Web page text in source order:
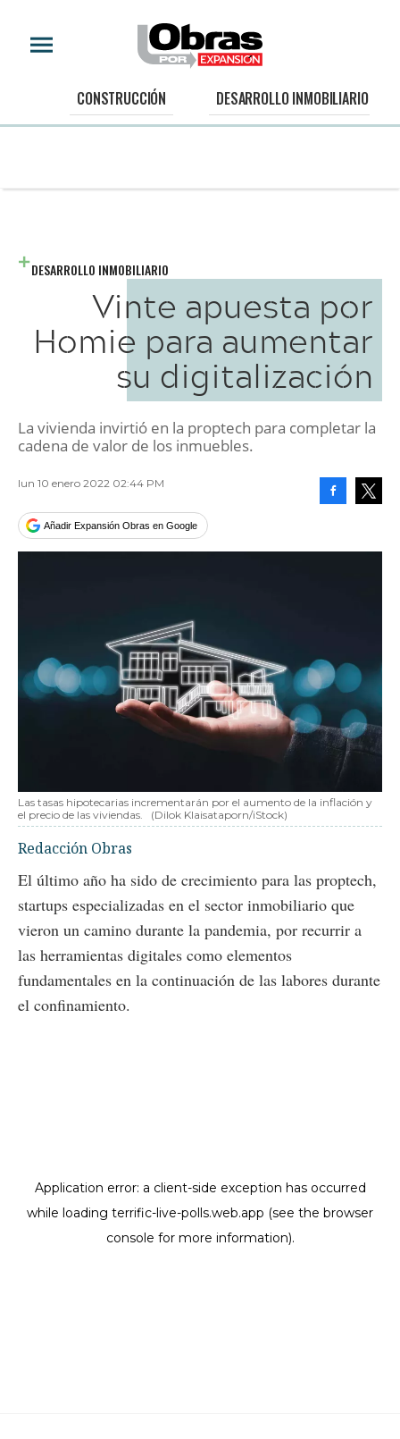
CONSTRUCCIÓN DESARROLLO INMOBILIARIO
DESARROLLO INMOBILIARIO
Vinte apuesta por
Homie para aumentar
su digitalización
La vivienda invirtió en la proptech para completar la
cadena de valor de los inmuebles.
lun 10 enero 2022 02:44 PM
Añadir Expansión Obras en Google
Las tasas hipotecarias incrementarán por el aumento de la inflación y
el precio de las viviendas.
(Dilok Klaisataporn/iStock)
Redacción Obras
El último año ha sido de crecimiento para las proptech,
startups especializadas en el sector inmobiliario que
vieron un camino durante la pandemia, por recurrir a
las herramientas digitales como elementos
fundamentales en la continuación de las labores durante
el confinamiento.